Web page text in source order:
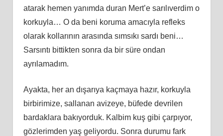
atarak hemen yanımda duran Mert’e sarılıverdim o
korkuyla… O da beni koruma amacıyla refleks
olarak kollarının arasında sımsıkı sardı beni…
Sarsıntı bittikten sonra da bir süre ondan
ayrılamadım.
Ayakta, her an dışarıya kaçmaya hazır, korkuyla
birbirimize, sallanan avizeye, büfede devrilen
bardaklara bakıyorduk. Kalbim kuş gibi çarpıyor,
gözlerimden yaş geliyordu. Sonra durumu fark